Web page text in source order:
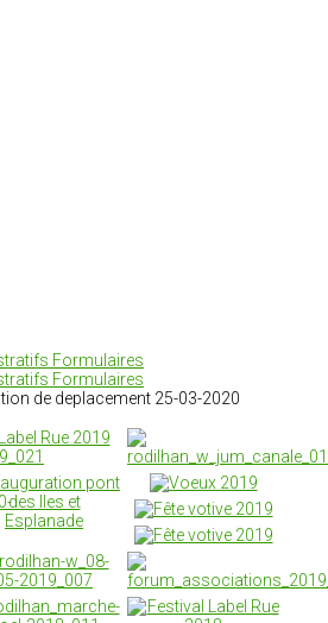
Formulaires
Formulaires
de deplacement 25-03-2020